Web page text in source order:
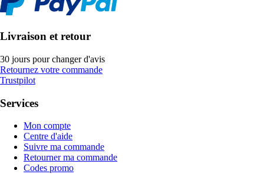
Livraison et retour
30 jours pour changer d'avis
Retournez votre commande
Trustpilot
Services
Mon compte
Centre d'aide
Suivre ma commande
Retourner ma commande
Codes promo